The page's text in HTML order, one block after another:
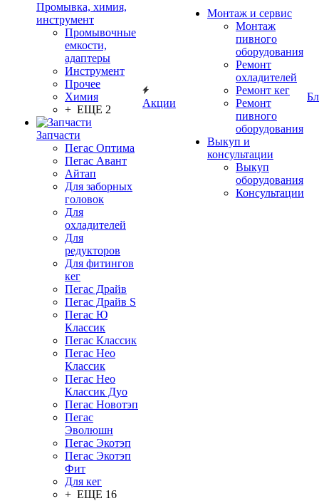
Промывка, химия,
инструмент
Промывочные
емкости,
адаптеры
Инструмент
Прочее
Химия
+ ЕЩЕ 2
Запчасти
Пегас Оптима
Пегас Авант
Айтап
Для заборных
головок
Для
охладителей
Для
редукторов
Для фитингов
кег
Пегас Драйв
Пегас Драйв S
Пегас Ю
Классик
Пегас Классик
Пегас Нео
Классик
Пегас Нео
Классик Дуо
Пегас Новотэп
Пегас
Эволюшн
Пегас Экотэп
Пегас Экотэп
Фит
Для кег
+ ЕЩЕ 16
Акции
Монтаж и сервис
Монтаж
пивного
оборудования
Ремонт
охладителей
Ремонт кег
Ремонт
пивного
оборудования
Выкуп и
консультации
Выкуп
оборудования
Консультации